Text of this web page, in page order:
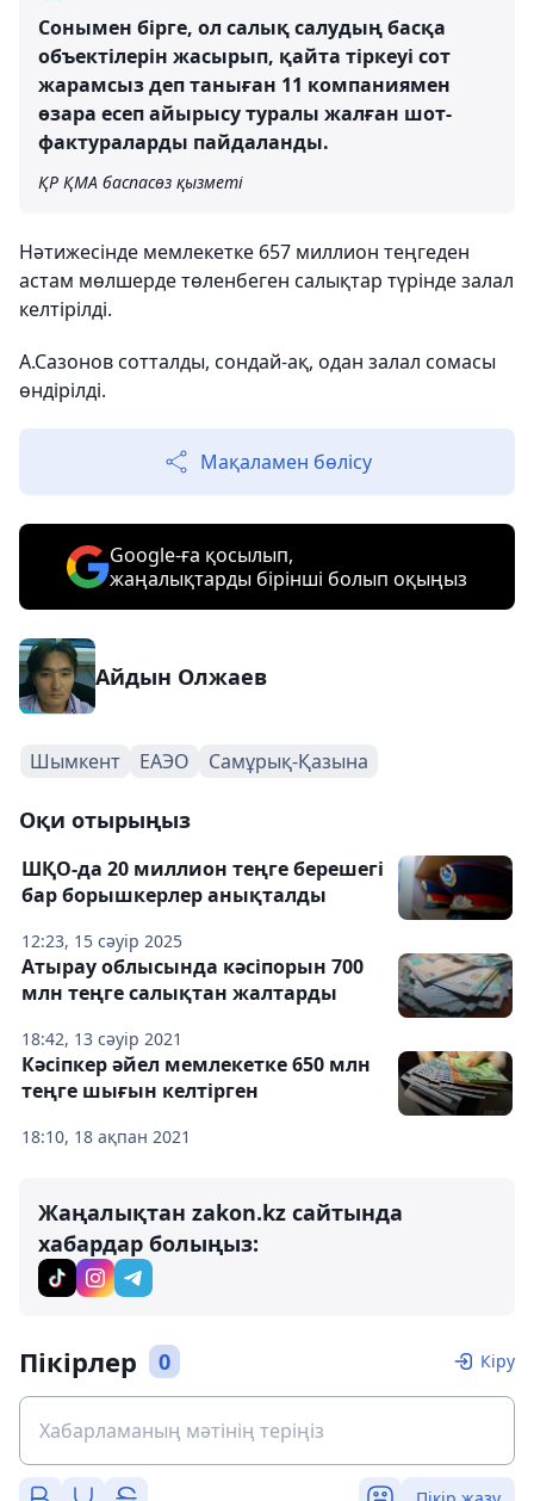
Сонымен бірге, ол салық салудың басқа
объектілерін жасырып, қайта тіркеуі сот
жарамсыз деп таныған 11 компаниямен
өзара есеп айырысу туралы жалған шот-
фактураларды пайдаланды.
ҚР ҚМА баспасөз қызметі
Нәтижесінде мемлекетке 657 миллион теңгеден
астам мөлшерде төленбеген салықтар түрінде залал
келтірілді.
А.Сазонов сотталды, сондай-ақ, одан залал сомасы
өндірілді.
Мақаламен бөлісу
Google-ға қосылып,
жаңалықтарды бірінші болып оқыңыз
Айдын Олжаев
Шымкент ЕАЭО Самұрық-Қазына
Оқи отырыңыз
12:23, 15 сәуір 2025
ШҚО-да 20 миллион теңге берешегі
бар борышкерлер анықталды
18:42, 13 сәуір 2021
Атырау облысында кәсіпорын 700
млн теңге салықтан жалтарды
18:10, 18 ақпан 2021
Кәсіпкер әйел мемлекетке 650 млн
теңге шығын келтірген
Жаңалықтан zakon.kz сайтында
хабардар болыңыз:
Пікірлер 0 Кіру